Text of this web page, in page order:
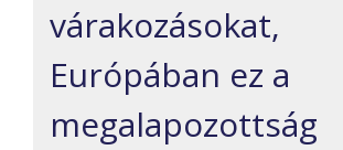
várakozásokat,
Európában ez a
megalapozottság